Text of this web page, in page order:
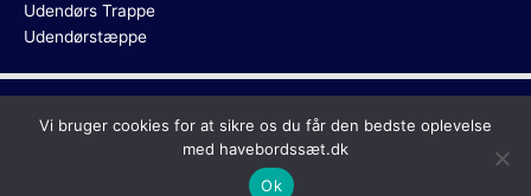
Udendørs Trappe
Udendørstæppe
Copyright © 2026 Havebordssæt
Vi bruger cookies for at sikre os du får den bedste oplevelse
med havebordssæt.dk
Ok